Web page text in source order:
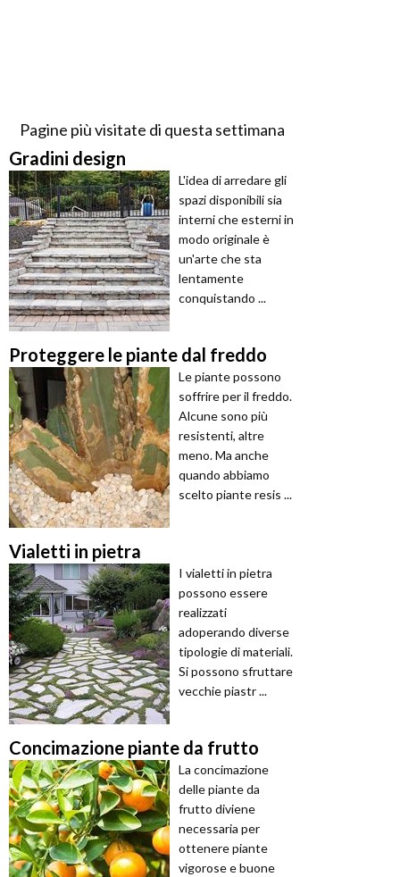
Pagine più visitate di questa settimana
Gradini design
L'idea di arredare gli
spazi disponibili sia
interni che esterni in
modo originale è
un'arte che sta
lentamente
conquistando ...
Proteggere le piante dal freddo
Le piante possono
soffrire per il freddo.
Alcune sono più
resistenti, altre
meno. Ma anche
quando abbiamo
scelto piante resis ...
Vialetti in pietra
I vialetti in pietra
possono essere
realizzati
adoperando diverse
tipologie di materiali.
Si possono sfruttare
vecchie piastr ...
Concimazione piante da frutto
La concimazione
delle piante da
frutto diviene
necessaria per
ottenere piante
vigorose e buone